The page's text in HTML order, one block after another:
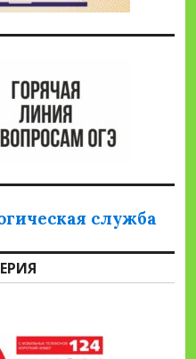
служба